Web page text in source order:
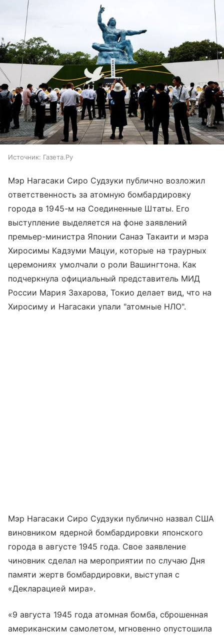
Источник: Газета.Ру
Мэр Нагасаки Сиро Судзуки публично возложил
ответственность за атомную бомбардировку
города в 1945-м на Соединенные Штаты. Его
выступление выделяется на фоне заявлений
премьер-министра Японии Санаэ Такаити и мэра
Хиросимы Кадзуми Мацуи, которые на траурных
церемониях умолчали о роли Вашингтона. Как
подчеркнула официальный представитель МИД
России Мария Захарова, Токио делает вид, что на
Хиросиму и Нагасаки упали "атомные НЛО".
Мэр Нагасаки Сиро Судзуки публично назвал США
виновником ядерной бомбардировки японского
города в августе 1945 года. Свое заявление
чиновник сделал на мероприятии по случаю Дня
памяти жертв бомбардировки, выступая с
«Декларацией мира».
«9 августа 1945 года атомная бомба, сброшенная
американским самолетом, мгновенно опустошила